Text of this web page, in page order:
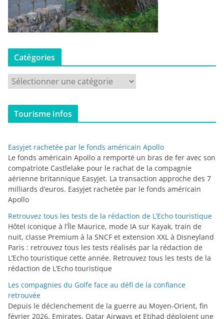
Catégories
t
r
i
e
s
Tourisme infos
Easyjet rachetée par le fonds américain Apollo
Le fonds américain Apollo a remporté un bras de fer avec son
compatriote Castlelake pour le rachat de la compagnie
aérienne britannique EasyJet. La transaction approche des 7
milliards d’euros. Easyjet rachetée par le fonds américain
Apollo
Retrouvez tous les tests de la rédaction de L’Echo touristique
Hôtel iconique à l’Île Maurice, mode IA sur Kayak, train de
nuit, classe Premium à la SNCF et extension XXL à Disneyland
Paris : retrouvez tous les tests réalisés par la rédaction de
L’Echo touristique cette année. Retrouvez tous les tests de la
rédaction de L’Echo touristique
Les compagnies du Golfe face au défi de la confiance
retrouvée
Depuis le déclenchement de la guerre au Moyen-Orient, fin
février 2026, Emirates, Qatar Airways et Etihad déploient une